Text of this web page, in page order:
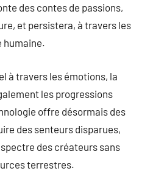
des contes de passions,
et persistera, à travers les
humaine.
à travers les émotions, la
les progressions
offre désormais des
des senteurs disparues,
des créateurs sans
terrestres.